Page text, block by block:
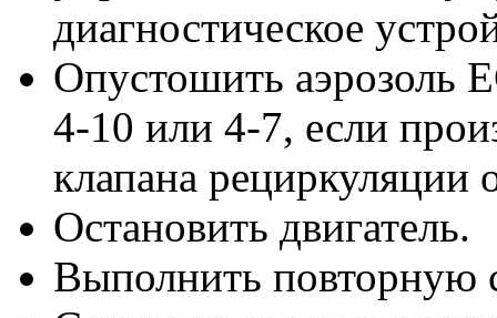
диагностическое
Опустошить аэрозоль
4-10 или 4-7, если
клапана рециркуляции
Остановить двигатель.
Выполнить повторную